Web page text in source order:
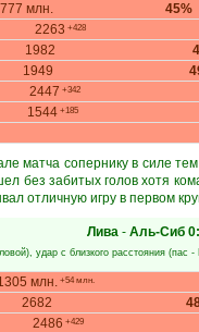
45%
777 млн.
2263 +428
1982
1949
2447 +342
1544 +185
матча сопернику в силе
без забитых голов хотя
отличную игру в первом
Лива- Аль-Сиб
удар с близкого расстояния (пас -
млн. +54 млн.
2682
2486 +429